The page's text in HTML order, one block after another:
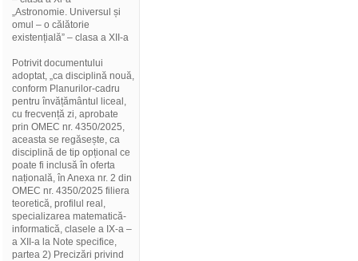
„Astronomie. Universul și
omul – o călătorie
existențială” – clasa a XII-a
Potrivit documentului
adoptat, „ca disciplină nouă,
conform Planurilor-cadru
pentru învățământul liceal,
cu frecvență zi, aprobate
prin OMEC nr. 4350/2025,
aceasta se regăsește, ca
disciplină de tip opțional ce
poate fi inclusă în oferta
națională, în Anexa nr. 2 din
OMEC nr. 4350/2025 filiera
teoretică, profilul real,
specializarea matematică-
informatică, clasele a IX-a –
a XII-a la Note specifice,
partea 2) Precizări privind